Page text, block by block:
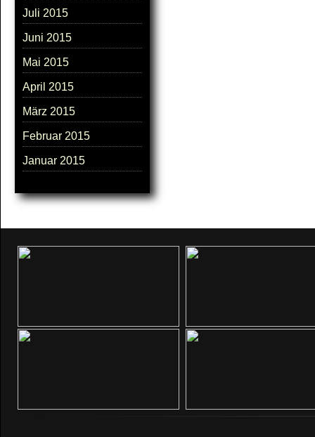
Juli 2015
Juni 2015
Mai 2015
April 2015
März 2015
Februar 2015
Januar 2015